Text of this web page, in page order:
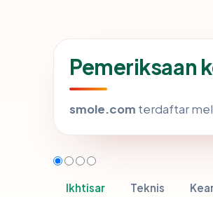
Pemeriksaan
smole.com terdaftar
Ikhtisar Teknis